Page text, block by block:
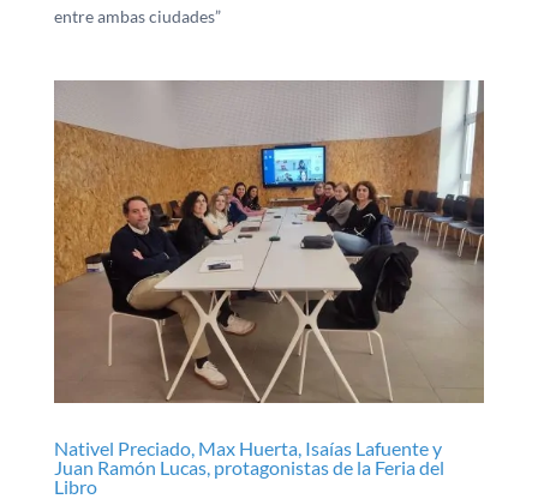
entre ambas ciudades”
Nativel Preciado, Max Huerta, Isaías Lafuente y
Juan Ramón Lucas, protagonistas de la Feria del
Libro